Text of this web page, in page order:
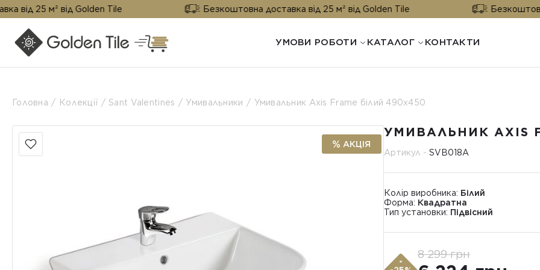
25 м² від Golden Tile Безкоштовна доставка від 25 м² від Golden Tile Безкоштовна
УМОВИ РОБОТИ КАТАЛОГ КОНТАКТИ
Головна Колекції Sant Valentines Умивальники Умивальник Axis Frame білий 490x450
АКЦІЯ
УМИВАЛЬНИК AXIS
Артикул -SVB018A
Колір виробника: Білий
Форма: Квадратна
Тип установки: Підвісний
*
8 299 грн